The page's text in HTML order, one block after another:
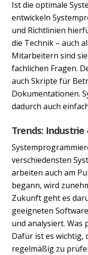
Previous
Ist die optimale
entwickeln
und Richtlinien
die Technik – auch
Mitarbeitern sind
fachlichen Fragen.
auch Skripte für
Dokumentationen.
dadurch auch
Trends: Industrie
verschiedensten
arbeiten auch am
begann, wird
Zukunft geht es
geeigneten
und analysiert. Was
Dafür ist es wichtig,
regelmäßig zu